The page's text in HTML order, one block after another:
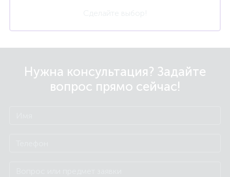
Нужна консультация? Задайте
вопрос прямо сейчас!